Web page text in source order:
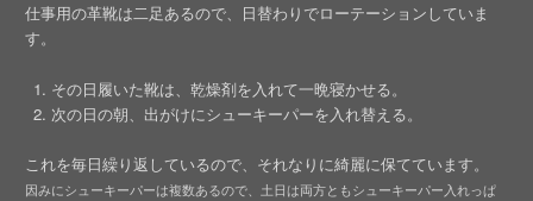
仕事用の革靴は二足あるので、日替わりでローテーションしていま
す。
その日履いた靴は、乾燥剤を入れて一晩寝かせる。
次の日の朝、出がけにシューキーパーを入れ替える。
これを毎日繰り返しているので、それなりに綺麗に保てています。
因みにシューキーパーは複数あるので、土日は両方ともシューキーパー入れっぱ